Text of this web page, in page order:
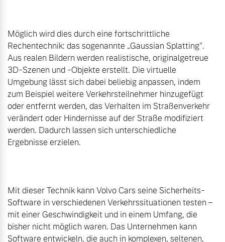
Mehr erfahren
Versicherung
Möglich wird dies durch eine fortschrittliche
Rechentechnik: das sogenannte „Gaussian Splatting“.
Aus realen Bildern werden realistische, originalgetreue
3D-Szenen und -Objekte erstellt. Die virtuelle
Umgebung lässt sich dabei beliebig anpassen, indem
zum Beispiel weitere Verkehrsteilnehmer hinzugefügt
oder entfernt werden, das Verhalten im Straßenverkehr
verändert oder Hindernisse auf der Straße modifiziert
werden. Dadurch lassen sich unterschiedliche
Ergebnisse erzielen.
Mit dieser Technik kann Volvo Cars seine Sicherheits-
Software in verschiedenen Verkehrssituationen testen –
mit einer Geschwindigkeit und in einem Umfang, die
bisher nicht möglich waren. Das Unternehmen kann
Software entwickeln, die auch in komplexen, seltenen,